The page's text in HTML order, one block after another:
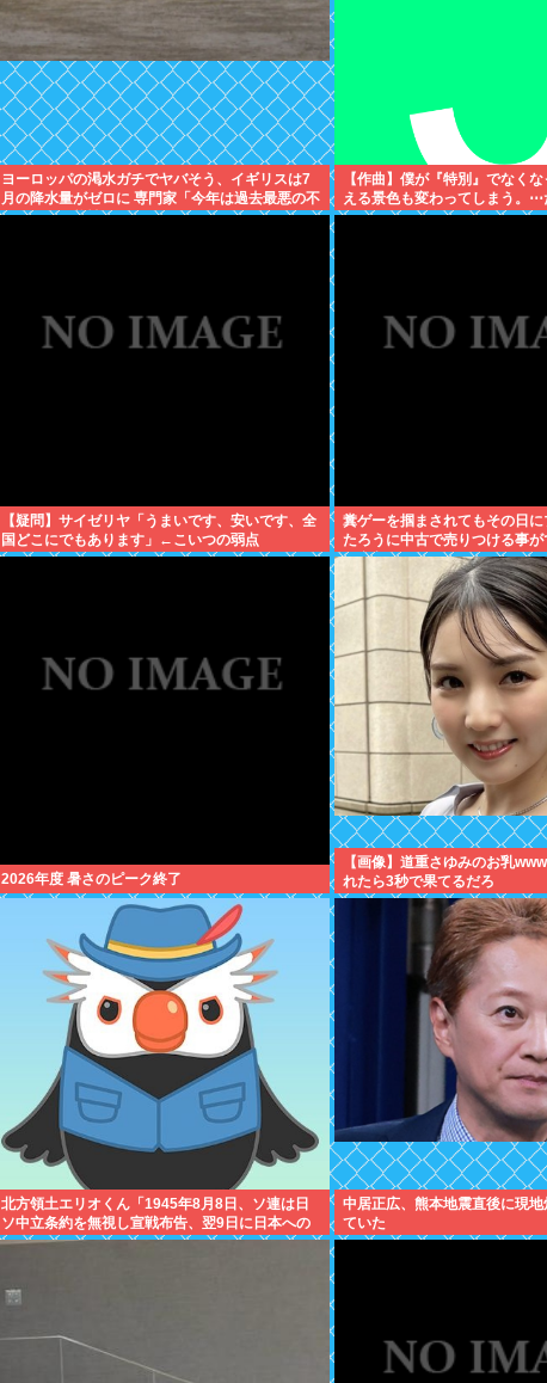
ヨーロッパの渇水ガチでヤバそう、イギリスは7
月の降水量がゼロに 専門家「今年は過去最悪の不
作になる可能性」
【作曲】僕が『特別』でなく
える景色も変わってしまう。⋯
い。どうか、白黒ハッキリさせ
【疑問】サイゼリヤ「うまいです、安いです、全
国どこにでもあります」←こいつの弱点
糞ゲーを掴まされてもその日
たろうに中古で売りつける事
に突入
2026年度 暑さのピーク終了
【画像】道重さゆみのお乳
れたら3秒で果てるだろ
北方領土エリオくん「1945年8月8日、ソ連は日
ソ中立条約を無視し宣戦布告、翌9日に日本への
侵攻を開始したぜ！」
中居正広、熊本地震直後に現
ていた